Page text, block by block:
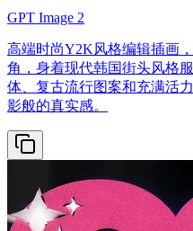
GPT Image 2
高端时尚Y2K风格编辑插画
角，身着现代韩国街头风格
体、复古流行图案和充满活
影般的真实感。